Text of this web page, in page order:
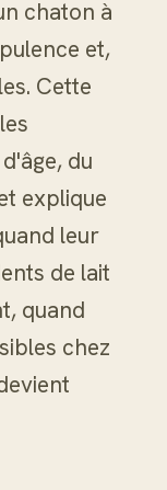
chaton à
et,
Cette
du
explique
leur
de lait
quand
chez